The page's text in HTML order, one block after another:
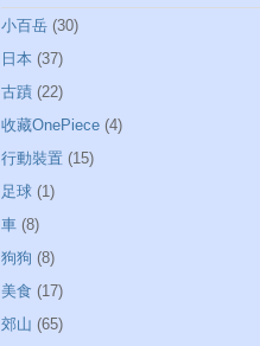
小百岳 (30)
日本 (37)
古蹟 (22)
收藏OnePiece (4)
行動裝置 (15)
足球 (1)
車 (8)
狗狗 (8)
美食 (17)
郊山 (65)